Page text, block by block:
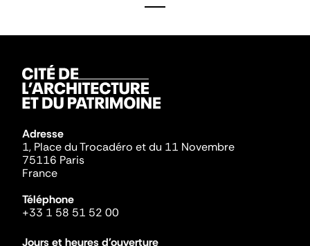
Adresse
1, Place du Trocadéro et du 11 Novembre
75116 Paris
France
Téléphone
+33 1 58 51 52 00
Jours et heures d'ouverture